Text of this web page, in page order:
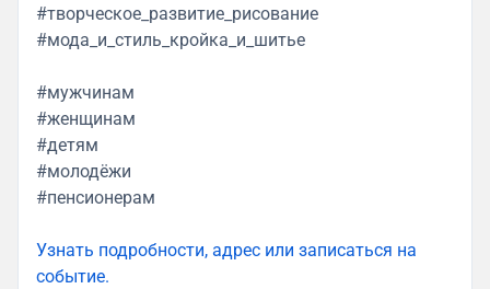
#творческое_развитие_рисование
#мода_и_стиль_кройка_и_шитье
#мужчинам
#женщинам
#детям
#молодёжи
#пенсионерам
Узнать подробности, адрес или записаться на
событие.